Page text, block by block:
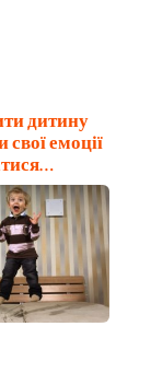
дитину
емоції